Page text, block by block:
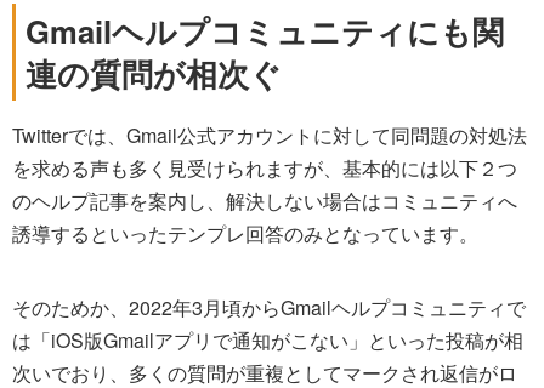
Gmailヘルプコミュニティにも関
連の質問が相次ぐ
Twitterでは、Gmail公式アカウントに対して同問題の対処法
を求める声も多く見受けられますが、基本的には以下２つ
のヘルプ記事を案内し、解決しない場合はコミュニティへ
誘導するといったテンプレ回答のみとなっています。
そのためか、2022年3月頃からGmailヘルプコミュニティで
は「iOS版Gmailアプリで通知がこない」といった投稿が相
次いでおり、多くの質問が重複としてマークされ返信がロ